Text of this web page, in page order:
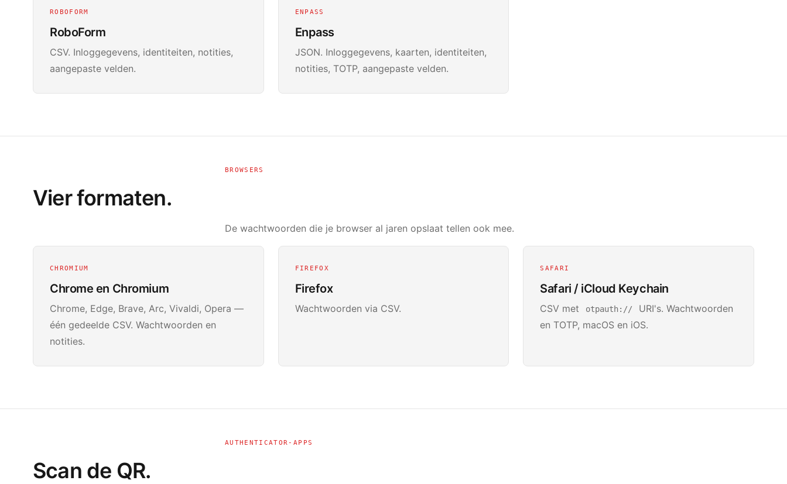
ROBOFORM
RoboForm
CSV. Inloggegevens, identiteiten, notities,
aangepaste velden.
ENPASS
Enpass
JSON. Inloggegevens, kaarten, identiteiten,
notities, TOTP, aangepaste velden.
BROWSERS
Vier formaten.
De wachtwoorden die je browser al jaren opslaat tellen ook mee.
CHROMIUM
Chrome en Chromium
Chrome, Edge, Brave, Arc, Vivaldi, Opera —
één gedeelde CSV. Wachtwoorden en
notities.
FIREFOX
Firefox
Wachtwoorden via CSV.
SAFARI
Safari / iCloud Keychain
CSV met otpauth://
URI's. Wachtwoorden
en TOTP, macOS en iOS.
AUTHENTICATOR-APPS
Scan de QR.